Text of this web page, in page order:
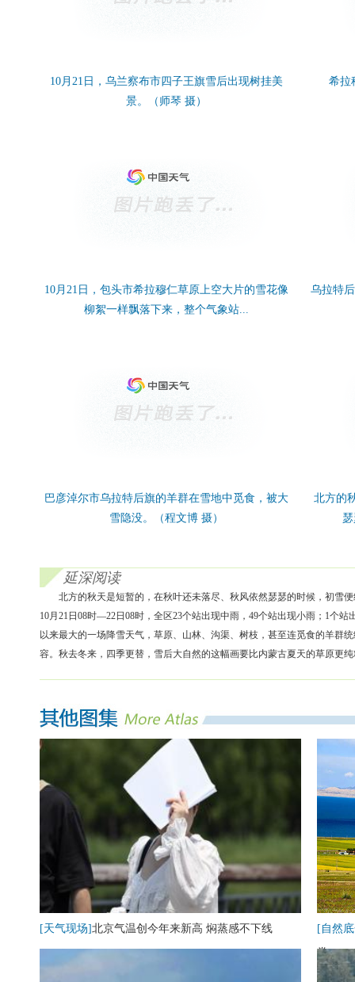
10月21日，乌兰察布市四子王旗雪后出现树挂美
景。（师琴 摄）
希拉
10月21日，包头市希拉穆仁草原上空大片的雪花像
柳絮一样飘落下来，整个气象站...
乌拉特
巴彦淖尔市乌拉特后旗的羊群在雪地中觅食，被大
雪隐没。（程文博 摄）
北方的
延深阅读
北方的秋天是短暂的，在秋叶还未落尽、秋风依然瑟瑟的时候，初雪
10月21日08时—22日08时，全区23个站出现中雨，49个站出现小雨；1个
以来最大的一场降雪天气，草原、山林、沟渠、树枝，甚至连觅食的羊群
容。秋去冬来，四季更替，雪后大自然的这幅画要比内蒙古夏天的草原更
[天气现场]北京气温创今年来新高 焖蒸感不下线
[自然
卷